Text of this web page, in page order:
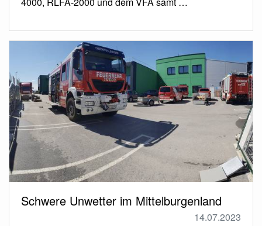
Schwere Unwetter im Mittelburgenland
14.07.2023